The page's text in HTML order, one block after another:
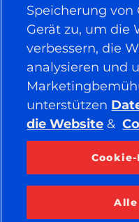
FAHRZEUGTYP
POLITIK
UNTERNEHMEN
BLEIBEN SIE IN
Instagram
Speicherung von
Gerät zu, um die
verbessern, die
analysieren und
unterstützen
die Website &